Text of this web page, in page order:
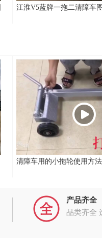
江淮V5蓝牌一拖二清障车
清障车用的小拖轮使用方
产品齐全
品类齐全